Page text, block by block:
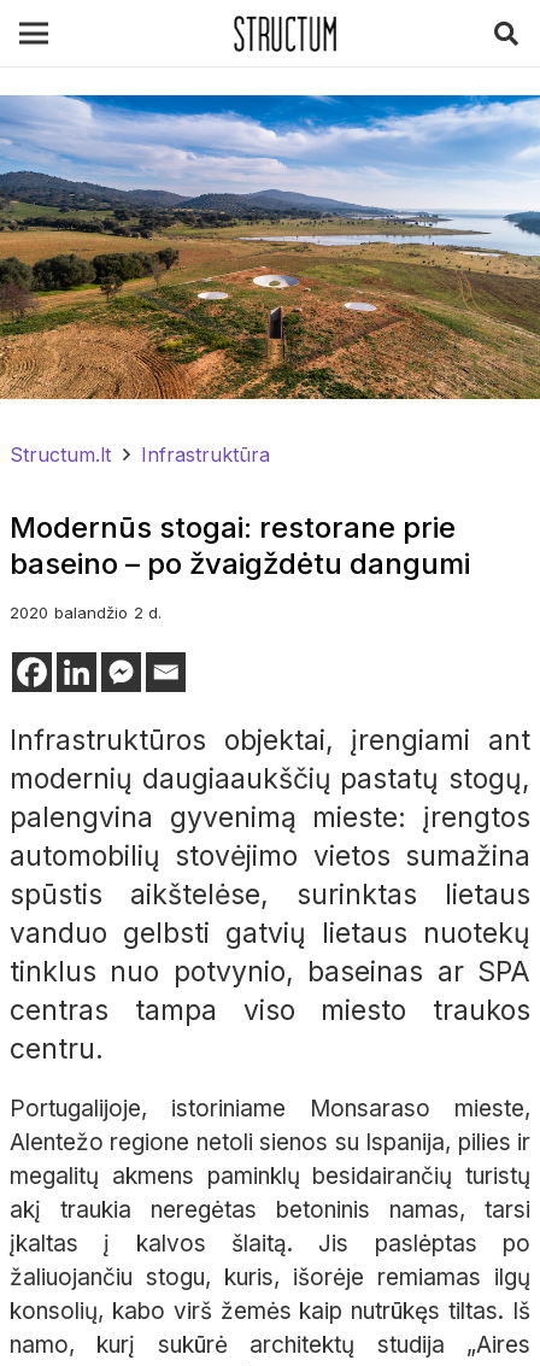
Structum.lt Infrastruktūra
Modernūs stogai: restorane prie
baseino – po žvaigždėtu dangumi
2020 balandžio 2 d.
Infrastruktūros objektai, įrengiami ant
modernių daugiaaukščių pastatų stogų,
palengvina gyvenimą mieste: įrengtos
automobilių stovėjimo vietos sumažina
spūstis aikštelėse, surinktas lietaus
vanduo gelbsti gatvių lietaus nuotekų
tinklus nuo potvynio, baseinas ar SPA
centras tampa viso miesto traukos
centru.
Portugalijoje, istoriniame Monsaraso mieste,
Alentežo regione netoli sienos su Ispanija, pilies ir
megalitų akmens paminklų besidairančių turistų
akį traukia neregėtas betoninis namas, tarsi
įkaltas į kalvos šlaitą. Jis paslėptas po
žaliuojančiu stogu, kuris, išorėje remiamas ilgų
konsolių, kabo virš žemės kaip nutrūkęs tiltas. Iš
namo, kurį sukūrė architektų studija „Aires